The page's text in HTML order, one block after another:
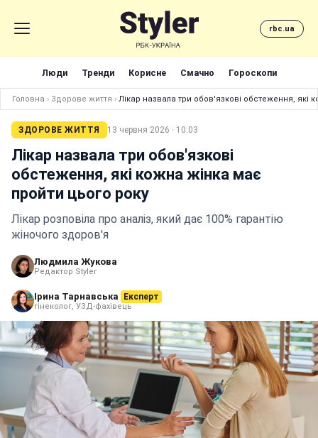
rbc.ua
Люди Тренди Корисне Смачно Гороскопи
Головна › Здорове життя › Лікар назвала три обов'язкові обстеження, які
ЗДОРОВЕ ЖИТТЯ 13 червня 2026 · 10:03
Лікар назвала три обов'язкові
обстеження, які кожна жінка має
пройти цього року
Лікар розповіла про аналіз, який дає 100% гарантію
жіночого здоров'я
Людмила Жукова
Редактор Styler
Ірина Тарнавська Експерт
гінеколог, УЗД-фахівець